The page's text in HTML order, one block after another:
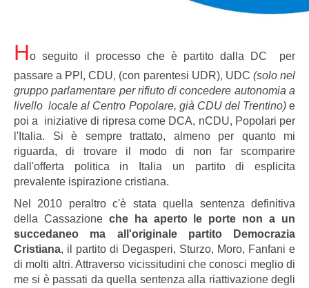
Ho seguito il processo che è partito dalla DC per
passare a PPI, CDU, (con parentesi UDR), UDC (solo nel
gruppo parlamentare per rifiuto di concedere autonomia a
livello locale al Centro Popolare, già CDU del Trentino)e
poi a iniziative di ripresa come DCA, nCDU, Popolari per
l'Italia. Si è sempre trattato, almeno per quanto mi
riguarda, di trovare il modo di non far scomparire
dall'offerta politica in Italia un partito di esplicita
prevalente ispirazione cristiana.
Nel 2010 peraltro c'è stata quella sentenza definitiva
della Cassazione che ha aperto le porte non a un
succedaneo ma all'originale partito Democrazia
Cristiana, il partito di Degasperi, Sturzo, Moro, Fanfani e
di molti altri. Attraverso vicissitudini che conosci meglio di
me si è passati da quella sentenza alla riattivazione degli